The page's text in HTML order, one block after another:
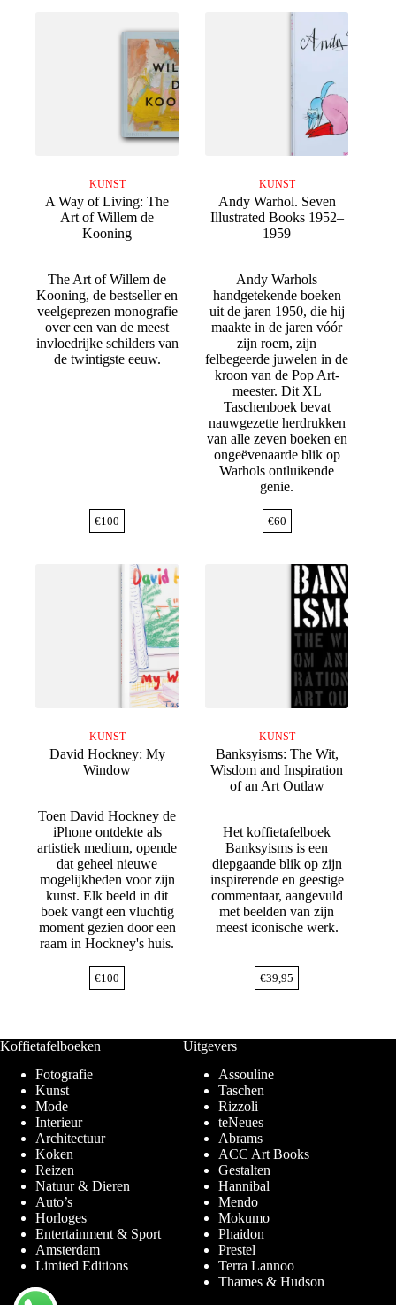
KUNST
A Way of Living: The
Art of Willem de
Kooning
The Art of Willem de
Kooning, de bestseller en
veelgeprezen monografie
over een van de meest
invloedrijke schilders van
de twintigste eeuw.
€100
KUNST
Andy Warhol. Seven
Illustrated Books 1952–
1959
Andy Warhols
handgetekende boeken
uit de jaren 1950, die hij
maakte in de jaren vóór
zijn roem, zijn
felbegeerde juwelen in de
kroon van de Pop Art-
meester. Dit XL
Taschenboek bevat
nauwgezette herdrukken
van alle zeven boeken en
ongeëvenaarde blik op
Warhols ontluikende
genie.
€60
KUNST
David Hockney: My
Window
Toen David Hockney de
iPhone ontdekte als
artistiek medium, opende
dat geheel nieuwe
mogelijkheden voor zijn
kunst. Elk beeld in dit
boek vangt een vluchtig
moment gezien door een
raam in Hockney's huis.
€100
KUNST
Banksyisms: The Wit,
Wisdom and Inspiration
of an Art Outlaw
Het koffietafelboek
Banksyisms is een
diepgaande blik op zijn
inspirerende en geestige
commentaar, aangevuld
met beelden van zijn
meest iconische werk.
€39,95
Koffietafelboeken
Fotografie
Kunst
Mode
Interieur
Architectuur
Koken
Reizen
Natuur & Dieren
Auto’s
Horloges
Entertainment & Sport
Amsterdam
Limited Editions
Uitgevers
Assouline
Taschen
Rizzoli
teNeues
Abrams
ACC Art Books
Gestalten
Hannibal
Mendo
Mokumo
Phaidon
Prestel
Terra Lannoo
Thames & Hudson